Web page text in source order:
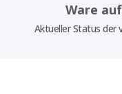
Ware
Aktueller Status der